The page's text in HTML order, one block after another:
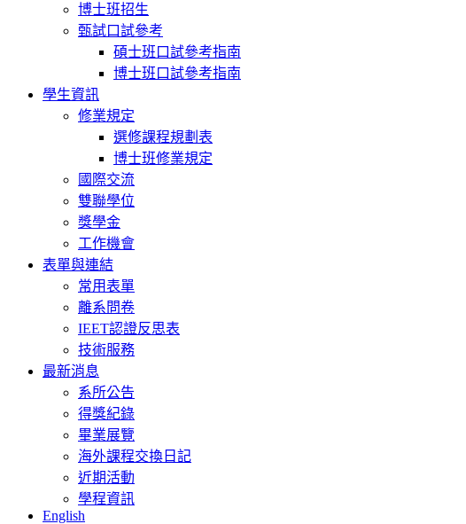
博士班招生
甄試口試參考
碩士班口試參考指南
博士班口試參考指南
學生資訊
修業規定
選修課程規劃表
博士班修業規定
國際交流
雙聯學位
獎學金
工作機會
表單與連結
常用表單
離系問卷
IEET認證反思表
技術服務
最新消息
系所公告
得獎紀錄
畢業展覽
海外課程交換日記
近期活動
學程資訊
English